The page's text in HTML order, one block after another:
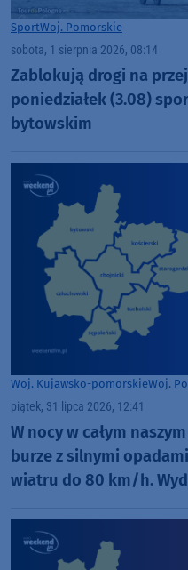
SportWoj. Pomorskie
sobota, 1 sierpnia 2026, 08:14
Zablokują drogi na
poniedziałek (3.08)
bytowskim
Woj. Kujawsko-pomorskieWoj.
piątek, 31 lipca 2026, 12:41
W nocy w całym
burze z silnymi
wiatru do 80 km/h.